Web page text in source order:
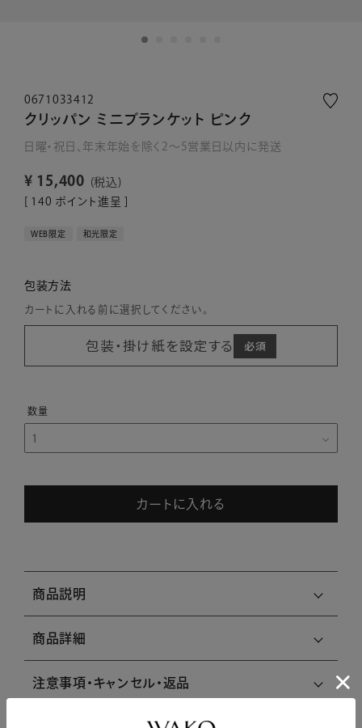
0671033412
クリッパン ミニブランケット ピンク
日曜・祝日、年末年始を除く2～5営業日以内に発送
¥ 15,400
税込
140 ポイント進呈 ]
WEB限定 和光限定
包装方法
カートに入れる前に選択してください。
包装・掛け紙を設定する
カートに入れる
商品説明
商品詳細
注意事項・キャンセル・返品